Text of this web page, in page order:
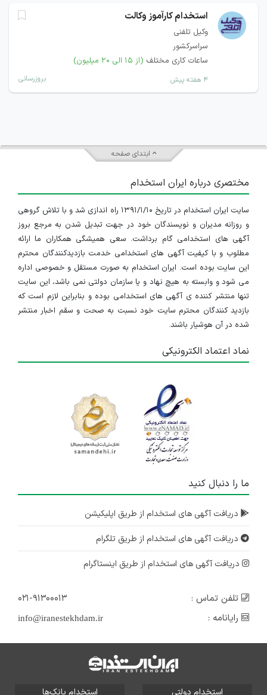
استخدام کارآموز وکالت
وکیل تلفنی
سراسرکشور
ساعات کاری مختلف (از ۱۵ الی ۲۰ میلیون)
۴ هفته پیش بروزرسانی
ابتدای صفحه
مختصری درباره ایران استخدام
سایت ایران استخدام در تاریخ ۱۳۹۱/۱/۱۰ راه اندازی شد و با تلاش گروهی
و روزانه مدیران و نویسندگان خود در جهت تبدیل شدن به مرجع بروز
آگهی های استخدامی گام برداشت. سعی همیشگی همکاران ما ارائه
مطلوب و با کیفیت آگهی های استخدامی خدمت بازدیدکنندگان محترم
این سایت بوده است. ایران استخدام به صورت مستقل و خصوصی اداره
می شود و وابسته به هیچ نهاد و یا سازمان دولتی نمی باشد، این سایت
تنها منتشر کننده ی آگهی های استخدامی بوده و بنابراین لازم است که
بازدید کنندگان محترم سایت خود نسبت به صحت و سقم اخبار منتشر
شده در آن هوشیار باشند.
نماد اعتماد الکترونیکی
ما را دنبال کنید
دریافت آگهی های استخدام از طریق اپلیکیشن
دریافت آگهی های استخدام از طریق تلگرام
دریافت آگهی های استخدام از طریق اینستاگرام
تلفن تماس :
۰۲۱-۹۱۳۰۰۰۱۳
رایانامه :
info@iranestekhdam.ir
استخدام دولتی استخدام بانک‌ها